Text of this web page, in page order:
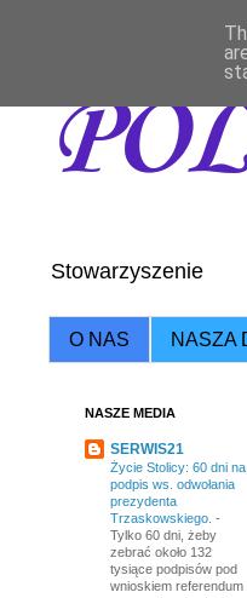
Stowarzyszenie
O NAS NASZA
NASZE MEDIA
SERWIS21
Życie Stolicy: 60 dni na
podpis ws. odwołania
prezydenta
Trzaskowskiego. -
Tylko 60 dni, żeby
zebrać około 132
tysiące podpisów pod
wnioskiem referendum